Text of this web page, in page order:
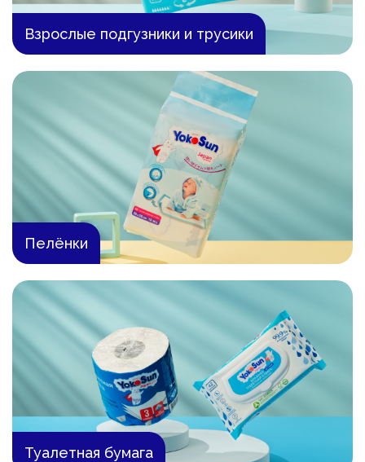
Взрослые подгузники и трусики
Пелёнки
Туалетная бумага